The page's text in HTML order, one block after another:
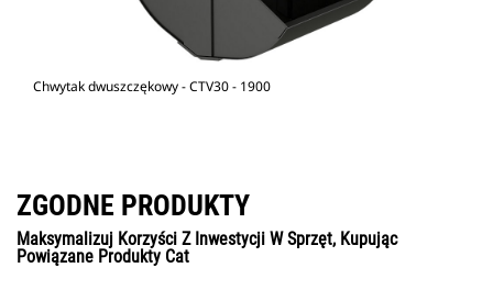
Chwytak dwuszczękowy - CTV30 - 1900
ZGODNE PRODUKTY
Maksymalizuj Korzyści Z Inwestycji W Sprzęt, Kupując
Powiązane Produkty Cat